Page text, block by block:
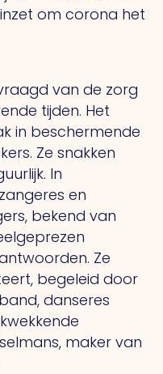
om corona het
van de zorg
tijden. Het
in beschermende
Ze snakken
In
en
bekend van
Ze
begeleid door
danseres
maker van